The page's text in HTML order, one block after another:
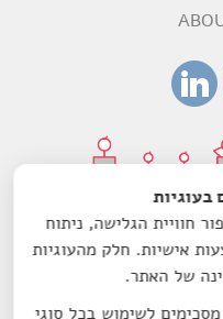
ודנה הדר
הנה עמותה רשומה מס'
חוויית הגלישה, ניתוח
אישיות. חלק מהעוגיות
של האתר.
לשימוש בכל סוגי